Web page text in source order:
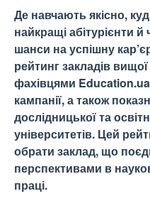
Де навчають якісно,
найкращі абітурієнти й
шанси на успішну
рейтинг закладів
фахівцями
кампанії, а також
дослідницької та
університетів. Цей
обрати заклад, що
перспективами в
праці.